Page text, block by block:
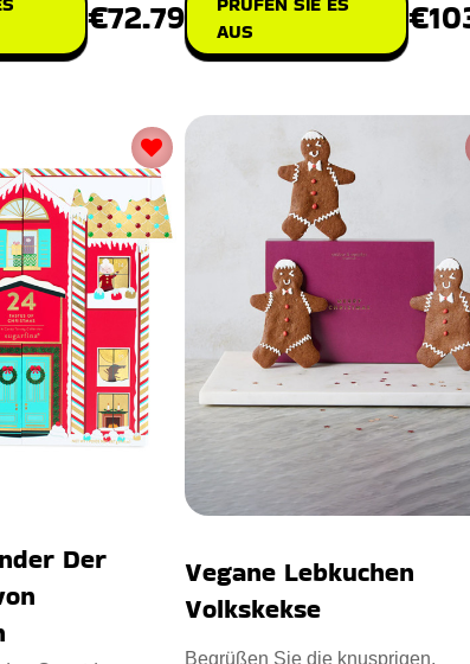
€72.79
AUS
Der
Vegane Lebkuchen
Volkskekse
Begrüßen Sie die knusprigen,